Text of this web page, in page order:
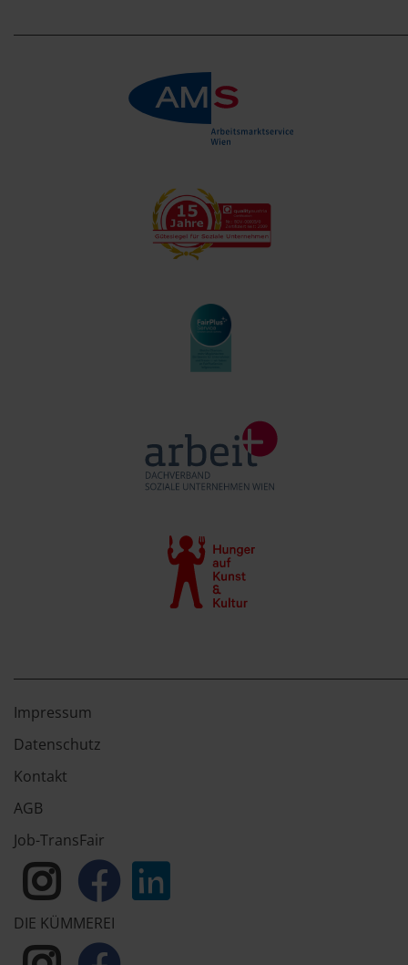
Impressum
Datenschutz
Kontakt
AGB
Job-TransFair
DIE KÜMMEREI